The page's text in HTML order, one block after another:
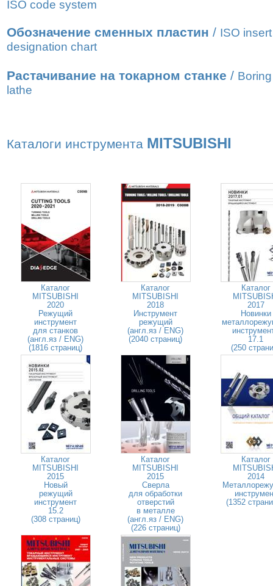
ISO code system
Обозначение сменных пластин / ISO insert
designation chart
Растачивание на токарном станке /
lathe
Каталоги инструмента MITSUBISHI
Каталог
MITSUBISHI
2020
Режущий
инструмент
для станков
(англ.яз / ENG)
(1816 страниц)
Каталог
MITSUBISHI
2018
Инструмент
режущий
(англ.яз / ENG)
(2040 страниц)
Каталог
2017
Новинки
17.1
(250
Каталог
MITSUBISHI
2015
Новый
режущий
инструмент
15.2
(308 страниц)
Каталог
MITSUBISHI
2015
Сверла
для обработки
отверстий
в металле
(англ.яз / ENG)
(226 страниц)
Каталог
2014
(1352